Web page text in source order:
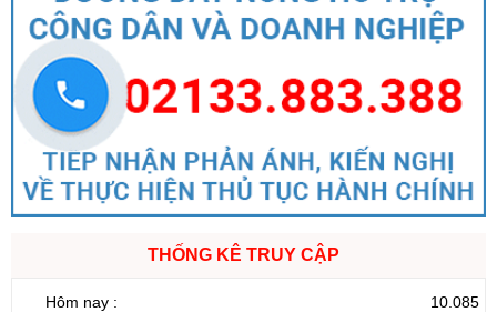
(Quyết định Ban hành Từ điển dữ liệu dùng chung tỉnh Lai
Châu (Phiên bản 1.0))
Ngày ban hành: (05/08/2026)
Số:
1702/QĐ-UBND
Tên:(Quyết định Về việc công bố thủ tục hành chính được sửa
đổi, bổ sung và phê duyệt Quy trình nội bộ giải quyết thủ tục
hành chính lĩnh vực thành lập và hoạt động của tổ hợp tác không
đăng ký thuộc phạm vi chức năng quản lý của Sở Tài chính)
THỐNG KÊ TRUY CẬP
Hôm nay :
10.085